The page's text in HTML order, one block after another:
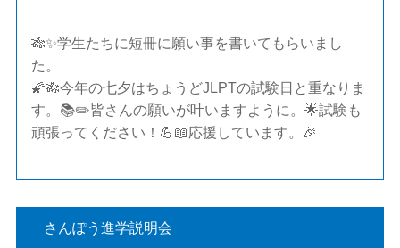
🎋✨学生たちに短冊に願い事を書いてもらいまし
た。
🌠🎋今年の七夕はちょうどJLPTの試験日と重なりま
す。📚✏️皆さんの願いが叶いますように。🌟試験も
頑張ってください！💪📖応援しています。🎉
さんぽう進学説明会